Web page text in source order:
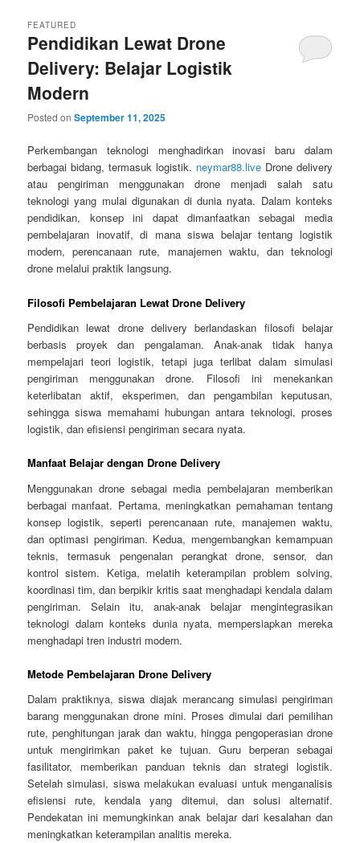
Pendidikan Lewat Drone
Delivery: Belajar Logistik
Modern
FEATURED
Posted onSeptember 11, 2025
Perkembangan teknologi menghadirkan inovasi baru dalam
berbagai bidang, termasuk logistik. neymar88.liveDrone delivery
atau pengiriman menggunakan drone menjadi salah satu
teknologi yang mulai digunakan di dunia nyata. Dalam konteks
pendidikan, konsep ini dapat dimanfaatkan sebagai media
pembelajaran inovatif, di mana siswa belajar tentang logistik
modern, perencanaan rute, manajemen waktu, dan teknologi
drone melalui praktik langsung.
Filosofi Pembelajaran Lewat Drone Delivery
Pendidikan lewat drone delivery berlandaskan filosofi belajar
berbasis proyek dan pengalaman. Anak-anak tidak hanya
mempelajari teori logistik, tetapi juga terlibat dalam simulasi
pengiriman menggunakan drone. Filosofi ini menekankan
keterlibatan aktif, eksperimen, dan pengambilan keputusan,
sehingga siswa memahami hubungan antara teknologi, proses
logistik, dan efisiensi pengiriman secara nyata.
Manfaat Belajar dengan Drone Delivery
Menggunakan drone sebagai media pembelajaran memberikan
berbagai manfaat. Pertama, meningkatkan pemahaman tentang
konsep logistik, seperti perencanaan rute, manajemen waktu,
dan optimasi pengiriman. Kedua, mengembangkan kemampuan
teknis, termasuk pengenalan perangkat drone, sensor, dan
kontrol sistem. Ketiga, melatih keterampilan problem solving,
koordinasi tim, dan berpikir kritis saat menghadapi kendala dalam
pengiriman. Selain itu, anak-anak belajar mengintegrasikan
teknologi dalam konteks dunia nyata, mempersiapkan mereka
menghadapi tren industri modern.
Metode Pembelajaran Drone Delivery
Dalam praktiknya, siswa diajak merancang simulasi pengiriman
barang menggunakan drone mini. Proses dimulai dari pemilihan
rute, penghitungan jarak dan waktu, hingga pengoperasian drone
untuk mengirimkan paket ke tujuan. Guru berperan sebagai
fasilitator, memberikan panduan teknis dan strategi logistik.
Setelah simulasi, siswa melakukan evaluasi untuk menganalisis
efisiensi rute, kendala yang ditemui, dan solusi alternatif.
Pendekatan ini memungkinkan anak belajar dari kesalahan dan
meningkatkan keterampilan analitis mereka.